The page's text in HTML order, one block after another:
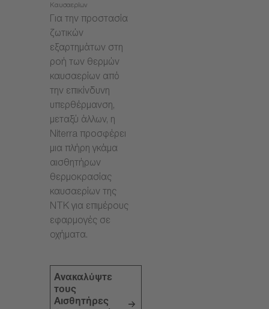
Καυσαερίων
Για την προστασία
ζωτικών
εξαρτημάτων στη
ροή των θερμών
καυσαερίων από
την επικίνδυνη
υπερθέρμανση,
μεταξύ άλλων, η
Niterra προσφέρει
μια πλήρη γκάμα
αισθητήρων
θερμοκρασίας
καυσαερίων της
NTK για επιμέρους
εφαρμογές σε
οχήματα.
Ανακαλύψτε
τους
Αισθητήρες